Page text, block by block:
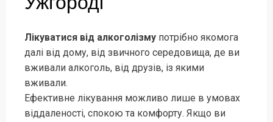
Лікуватися від алкоголізму потрібно якомога
далі від дому, від звичного середовища, де ви
вживали алкоголь, від друзів, із якими
вживали.
Ефективне лікування можливо лише в умовах
віддаленості, спокою та комфорту. Якщо ви